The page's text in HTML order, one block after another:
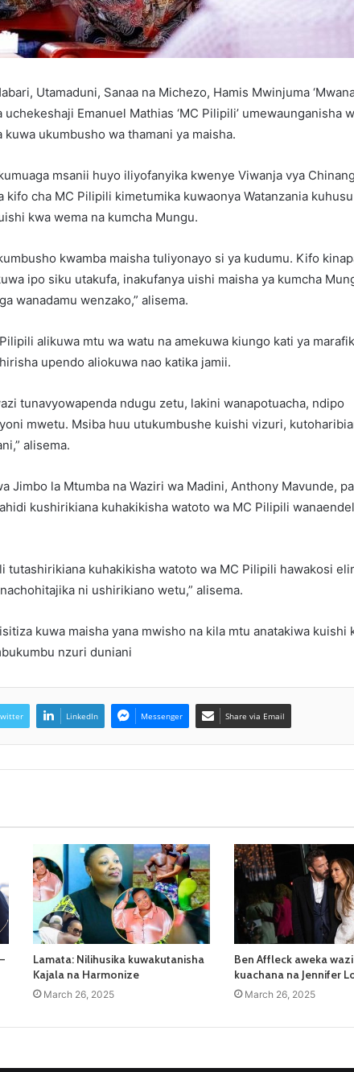
Utamaduni, Sanaa na Michezo, Hamis Mwinjuma
Emanuel Mathias ‘MC Pilipili’ umewaunganisha
ukumbusho wa thamani ya maisha.
msanii huyo iliyofanyika kwenye Viwanja vya
kifo cha MC Pilipili kimetumika kuwaonya Watanzania
kwa wema na kumcha Mungu.
kwamba maisha tuliyonayo si ya kudumu. Kifo
ipo siku utakufa, inakufanya uishi maisha ya kumcha
wanadamu wenzako,” alisema.
alikuwa mtu wa watu na amekuwa kiungo kati ya
upendo aliokuwa nao katika jamii.
tunavyowapenda ndugu zetu, lakini wanapotuacha, ndipo
mwetu. Msiba huu utukumbushe kuishi vizuri,
alisema.
Jimbo la Mtumba na Waziri wa Madini, Anthony Mavunde,
kushirikiana kuhakikisha watoto wa MC Pilipili
tutashirikiana kuhakikisha watoto wa MC Pilipili hawakosi
ni ushirikiano wetu,” alisema.
kuwa maisha yana mwisho na kila mtu anatakiwa kuishi
nzuri duniani
LinkedIn Messenger Share via Email
Lamata: Nilihusika kuwakutanisha
Kajala na Harmonize
March 26, 2025
Ben Affleck aweka
kuachana na Jennifer
March 26, 2025